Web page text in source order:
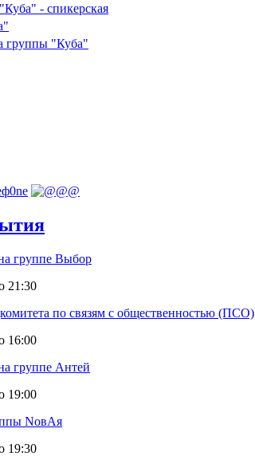
- спикерская
группы "Куба"
группе Выбор
21:30
по связям с общественностью (ПСО)
16:00
группе Антей
19:00
NовАя
19:30